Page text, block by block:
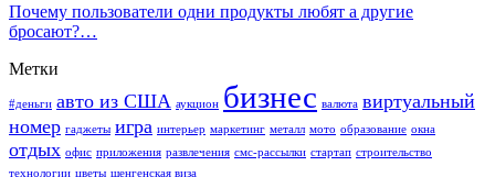
Почему пользователи одни продукты любят а другие
бросают?…
Метки
#деньги авто из США аукцион бизнес валюта виртуальный
номер гаджеты игра интерьер маркетинг металл мото образование окна
отдых офис приложения развлечения смс-рассылки стартап строительство
технологии цветы шенгенская виза